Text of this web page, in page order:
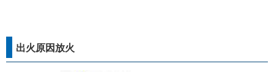
出火原因放火